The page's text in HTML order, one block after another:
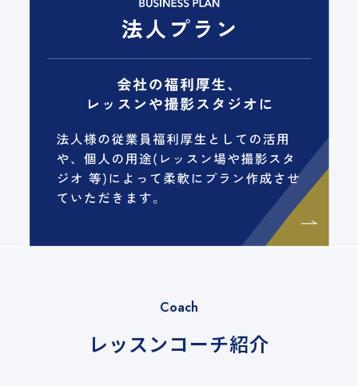
Coach
レッスンコーチ紹介